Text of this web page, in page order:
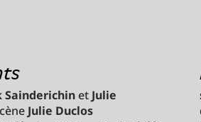
Sainderichin et Julie
Julie Duclos